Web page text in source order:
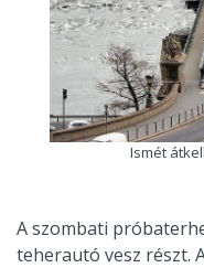
Ismét
A szombati
teherautó vesz részt.